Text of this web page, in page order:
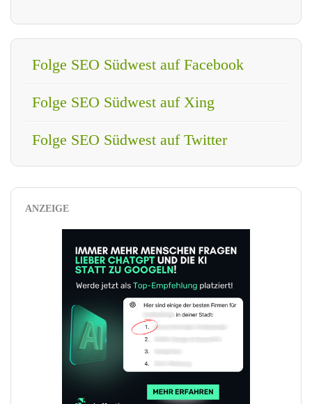
Folge SEO Südwest auf Facebook
Folge SEO Südwest auf Xing
Folge SEO Südwest auf Twitter
ANZEIGE